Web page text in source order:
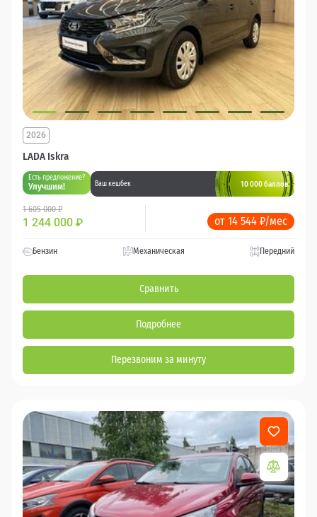
LADA Iskra
2026
Есть предложение?
Улучшим! Ваш кешбек 10 000 баллов
1 605 000 ₽
1 244 000 ₽ от 14 544 ₽/мес
Бензин Механическая Передний
Сравнить
Подробнее
Перезвоним за минуту